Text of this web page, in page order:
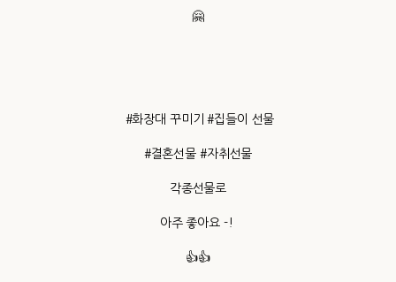
🤗
#화장대 꾸미기 #집들이 선물
#결혼선물 #자취선물
각종선물로
아주 좋아요 -!
👍👍